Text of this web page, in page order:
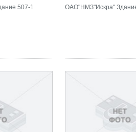
507-1
ОАО"НМЗ"Искра"